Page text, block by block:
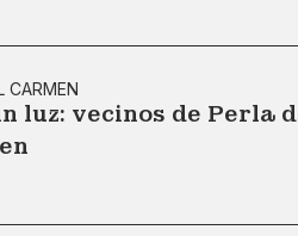
CARMEN
luz: vecinos de Perla